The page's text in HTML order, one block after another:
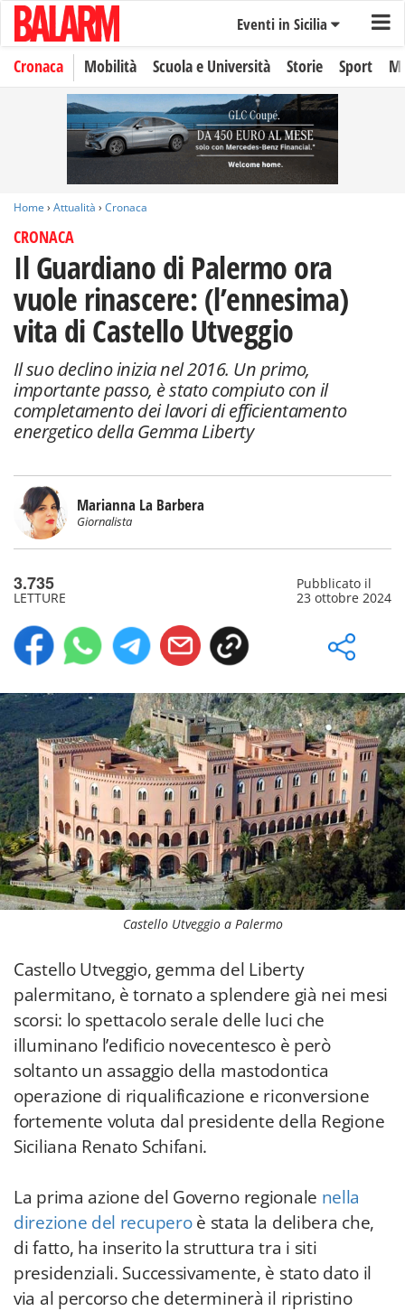
Eventi in Sicilia
Cronaca Mobilità Scuola e Università Storie Sport
Home › Attualità › Cronaca
CRONACA
Il Guardiano di Palermo ora
vuole rinascere: (l’ennesima)
vita di Castello Utveggio
Il suo declino inizia nel 2016. Un primo,
importante passo, è stato compiuto con il
completamento dei lavori di efficientamento
energetico della Gemma Liberty
Marianna La Barbera
Giornalista
3.735
LETTURE
Pubblicato il
23 ottobre 2024
Castello Utveggio a Palermo
Castello Utveggio, gemma del Liberty
palermitano, è tornato a splendere già nei mesi
scorsi: lo spettacolo serale delle luci che
illuminano l’edificio novecentesco è però
soltanto un assaggio della mastodontica
operazione di riqualificazione e riconversione
fortemente voluta dal presidente della Regione
Siciliana Renato Schifani.
La prima azione del Governo regionale nella
direzione del recuperoè stata la delibera che,
di fatto, ha inserito la struttura tra i siti
presidenziali. Successivamente, è stato dato il
via al percorso che determinerà il ripristino